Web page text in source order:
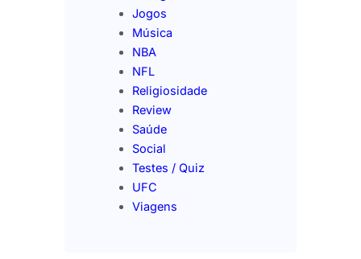
Jogos
Música
NBA
NFL
Religiosidade
Review
Saúde
Social
Testes / Quiz
UFC
Viagens